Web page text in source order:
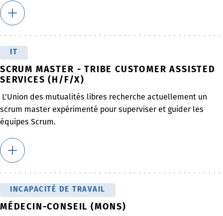
SCRUM MASTER - TRIBE CUSTOMER ASSISTED
SERVICES (H/F/X)
L'Union des mutualités libres recherche actuellement un
scrum master expérimenté pour superviser et guider les
équipes Scrum.
INCAPACITÉ DE TRAVAIL
MÉDECIN-CONSEIL (MONS)